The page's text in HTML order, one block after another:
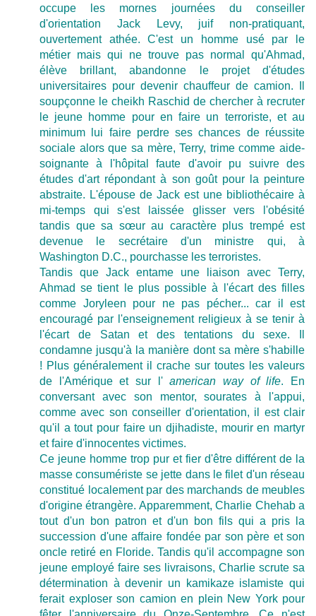
occupe les mornes journées du conseiller
d'orientation Jack Levy, juif non-pratiquant,
ouvertement athée. C'est un homme usé par le
métier mais qui ne trouve pas normal qu'Ahmad,
élève brillant, abandonne le projet d'études
universitaires pour devenir chauffeur de camion. Il
soupçonne le cheikh Raschid de chercher à recruter
le jeune homme pour en faire un terroriste, et au
minimum lui faire perdre ses chances de réussite
sociale alors que sa mère, Terry, trime comme aide-
soignante à l'hôpital faute d'avoir pu suivre des
études d'art répondant à son goût pour la peinture
abstraite. L'épouse de Jack est une bibliothécaire à
mi-temps qui s'est laissée glisser vers l'obésité
tandis que sa sœur au caractère plus trempé est
devenue le secrétaire d'un ministre qui, à
Washington D.C., pourchasse les terroristes.
Tandis que Jack entame une liaison avec Terry,
Ahmad se tient le plus possible à l'écart des filles
comme Joryleen pour ne pas pécher... car il est
encouragé par l'enseignement religieux à se tenir à
l'écart de Satan et des tentations du sexe. Il
condamne jusqu'à la manière dont sa mère s'habille
! Plus généralement il crache sur toutes les valeurs
de l'Amérique et sur l'american way of life. En
conversant avec son mentor, sourates à l'appui,
comme avec son conseiller d'orientation, il est clair
qu'il a tout pour faire un djihadiste, mourir en martyr
et faire d'innocentes victimes.
Ce jeune homme trop pur et fier d'être différent de la
masse consumériste se jette dans le filet d'un réseau
constitué localement par des marchands de meubles
d'origine étrangère. Apparemment, Charlie Chehab a
tout d'un bon patron et d'un bon fils qui a pris la
succession d'une affaire fondée par son père et son
oncle retiré en Floride. Tandis qu'il accompagne son
jeune employé faire ses livraisons, Charlie scrute sa
détermination à devenir un kamikaze islamiste qui
ferait exploser son camion en plein New York pour